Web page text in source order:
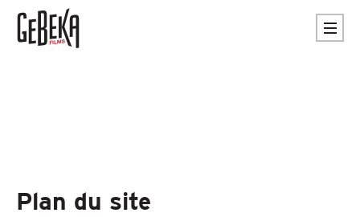
Plan du site